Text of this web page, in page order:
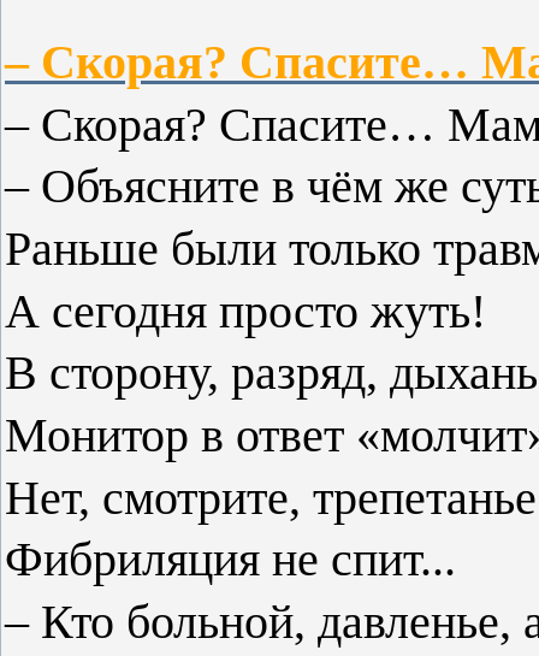
– Скорая? Спасите…
– Скорая? Спасите…
– Объясните в чём же
Раньше были только
А сегодня просто жуть!
В сторону, разряд,
Монитор в ответ
Нет, смотрите,
Фибриляция не спит...
– Кто больной, давленье,